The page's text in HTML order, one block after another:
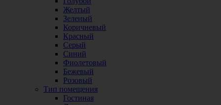
Желтый
Зеленый
Коричневый
Красный
Серый
Синий
Фиолетовый
Бежевый
Розовый
Тип помещения
Гостиная